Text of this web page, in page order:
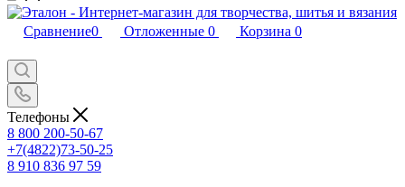
Сравнение0 Отложенные 0 Корзина 0
Телефоны
8 800 200-50-67
+7(4822)73-50-25
8 910 836 97 59